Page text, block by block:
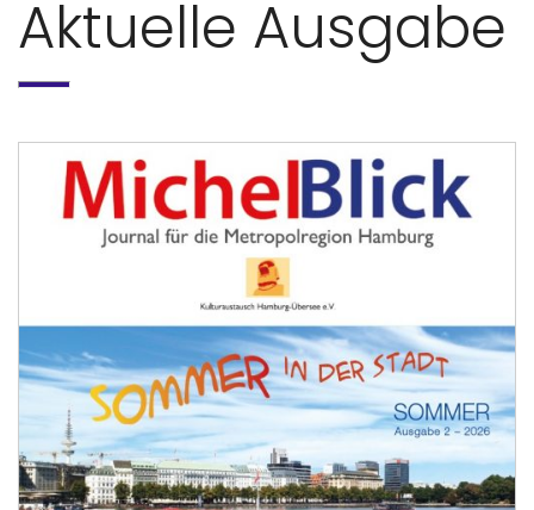
Aktuelle Ausgabe